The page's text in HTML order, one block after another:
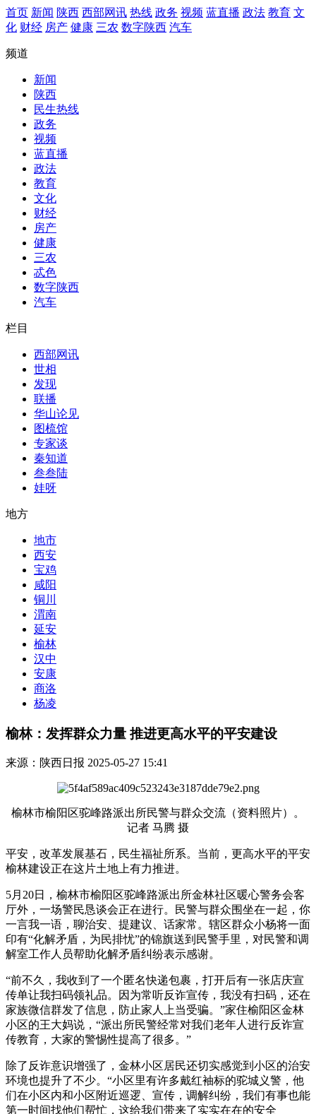
首页 新闻 陕西 西部网讯 热线 政务 视频 蓝直播 政法 教育 文
化 财经 房产 健康 三农 数字陕西 汽车
频道
新闻
陕西
民生热线
政务
视频
蓝直播
政法
教育
文化
财经
房产
健康
三农
忒色
数字陕西
汽车
栏目
西部网讯
世相
发现
联播
华山论见
图梳馆
专家谈
秦知道
叁叁陆
娃呀
地方
地市
西安
宝鸡
咸阳
铜川
渭南
延安
榆林
汉中
安康
商洛
杨凌
榆林：发挥群众力量 推进更高水平的平安建设
来源：陕西日报 2025-05-27 15:41
榆林市榆阳区驼峰路派出所民警与群众交流（资料照片）。
记者 马腾 摄
平安，改革发展基石，民生福祉所系。当前，更高水平的平安
榆林建设正在这片土地上有力推进。
5月20日，榆林市榆阳区驼峰路派出所金林社区暖心警务会客
厅外，一场警民恳谈会正在进行。民警与群众围坐在一起，你
一言我一语，聊治安、提建议、话家常。辖区群众小杨将一面
印有“化解矛盾，为民排忧”的锦旗送到民警手里，对民警和调
解室工作人员帮助化解矛盾纠纷表示感谢。
“前不久，我收到了一个匿名快递包裹，打开后有一张店庆宣
传单让我扫码领礼品。因为常听反诈宣传，我没有扫码，还在
家族微信群发了信息，防止家人上当受骗。”家住榆阳区金林
小区的王大妈说，“派出所民警经常对我们老年人进行反诈宣
传教育，大家的警惕性提高了很多。”
除了反诈意识增强了，金林小区居民还切实感觉到小区的治安
环境也提升了不少。“小区里有许多戴红袖标的驼城义警，他
们在小区内和小区附近巡逻、宣传，调解纠纷，我们有事也能
第一时间找他们帮忙，这给我们带来了实实在在的安全